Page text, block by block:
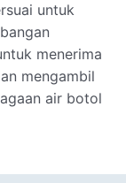
untuk
menerima
mengambil
air botol